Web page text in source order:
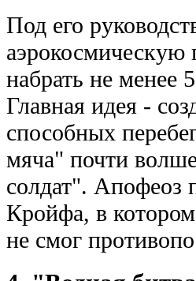
Под его
набрать не менее
Главная идея -
способных
мяча" почти
солдат". Апофеоз
Кройфа, в
не смог